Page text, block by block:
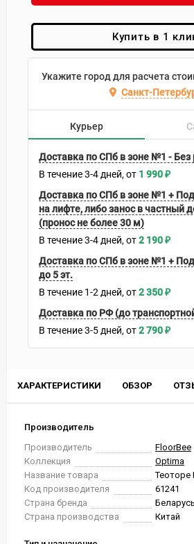
ХАРАКТЕРИСТИКИ ОБЗОР
Производитель
Производитель
FloorBee
Коллекция
Optima
Название товара
Теоторе
Код производителя
61241
Страна бренда
Беларусь
Страна производства
Китай
Купить в 1
Укажите город для расчета
Санкт-
Курьер
Доставка по СПб в зоне №1 - Без
В течение3-4 дней 1 990₽
Доставка по СПб в зоне №1 +
на лифте, либо занос в частный
(пронос не более 30 м)
В течение3-4 дней 2 190₽
Доставка по СПб в зоне №1 +
до 5 эт.
В течение 1-2 дней 2 350₽
Доставка по РФ (до
В течение3-5 дней 2 790₽